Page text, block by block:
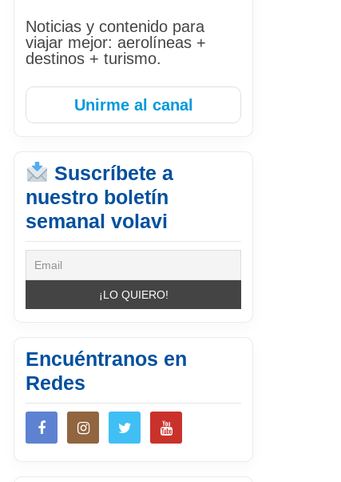
Noticias y contenido para
viajar mejor: aerolíneas +
destinos + turismo.
Unirme al canal
Suscríbete a
nuestro boletín
semanal volavi
Encuéntranos en
Redes